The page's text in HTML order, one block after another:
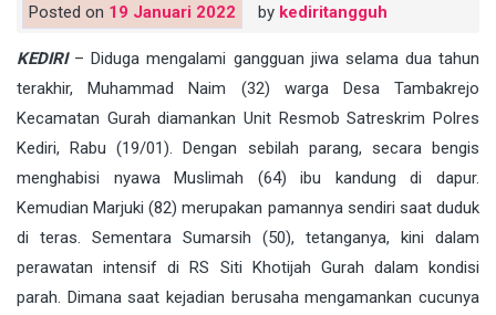
Posted on 19 Januari 2022 by kediritangguh
KEDIRI– Diduga mengalami gangguan jiwa selama dua tahun
terakhir, Muhammad Naim (32) warga Desa Tambakrejo
Kecamatan Gurah diamankan Unit Resmob Satreskrim Polres
Kediri, Rabu (19/01). Dengan sebilah parang, secara bengis
menghabisi nyawa Muslimah (64) ibu kandung di dapur.
Kemudian Marjuki (82) merupakan pamannya sendiri saat duduk
di teras. Sementara Sumarsih (50), tetanganya, kini dalam
perawatan intensif di RS Siti Khotijah Gurah dalam kondisi
parah. Dimana saat kejadian berusaha mengamankan cucunya